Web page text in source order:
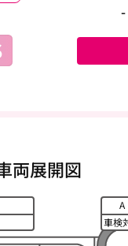
-
両展開図
A
車検